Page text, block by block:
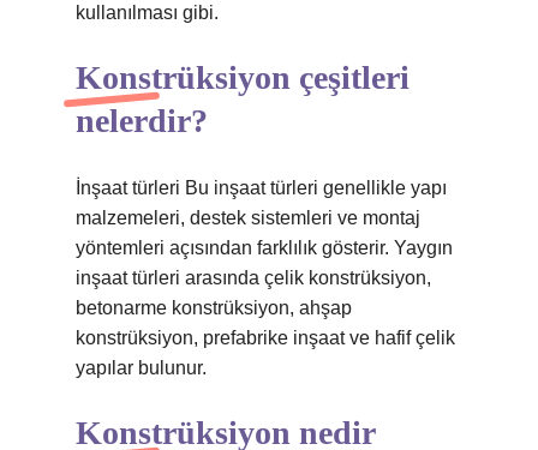
kullanılması gibi.
Konstrüksiyon çeşitleri
nelerdir?
İnşaat türleri Bu inşaat türleri genellikle yapı
malzemeleri, destek sistemleri ve montaj
yöntemleri açısından farklılık gösterir. Yaygın
inşaat türleri arasında çelik konstrüksiyon,
betonarme konstrüksiyon, ahşap
konstrüksiyon, prefabrike inşaat ve hafif çelik
yapılar bulunur.
Konstrüksiyon nedir